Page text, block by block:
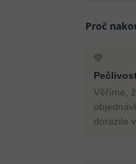
Proč
💛
Věříme,
dorazila